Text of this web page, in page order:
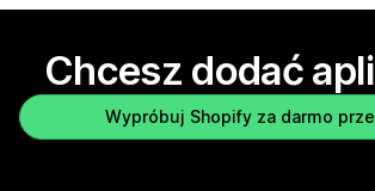
Chcesz dodać
Wypróbuj Shopify za darmo